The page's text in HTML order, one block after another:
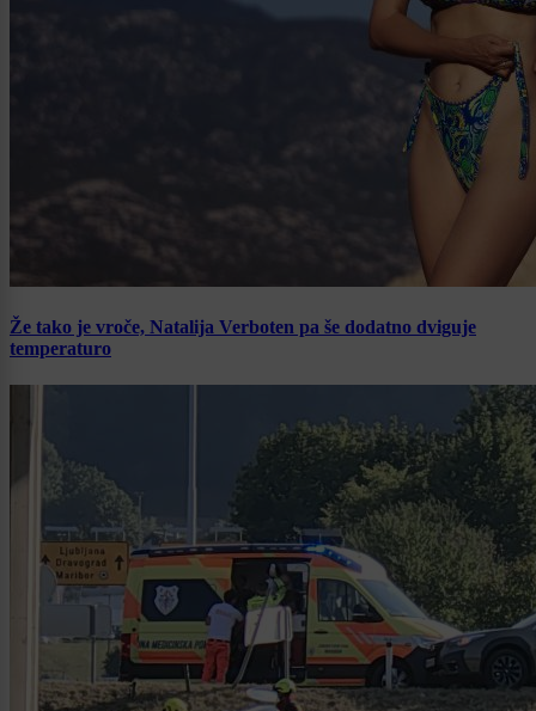
Že tako je vroče, Natalija Verboten pa še dodatno dviguje
temperaturo